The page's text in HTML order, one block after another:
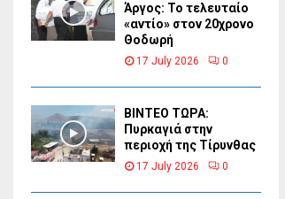
Άργος: Το τελευταίο
«αντίο» στον 20χρονο
Θοδωρή
17 July 2026 0
ΒΙΝΤΕΟ ΤΩΡΑ:
Πυρκαγιά στην
περιοχή της Τίρυνθας
17 July 2026 0